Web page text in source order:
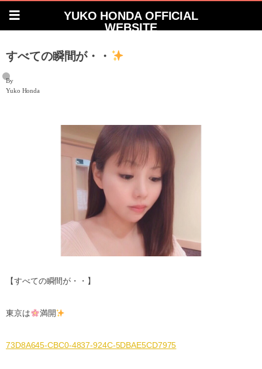
YUKO HONDA OFFICIAL
WEBSITE
すべての瞬間が・・
By
Yuko Honda
【すべての瞬間が・・】
東京は 満開
73D8A645-CBC0-4837-924C-5DBAE5CD7975